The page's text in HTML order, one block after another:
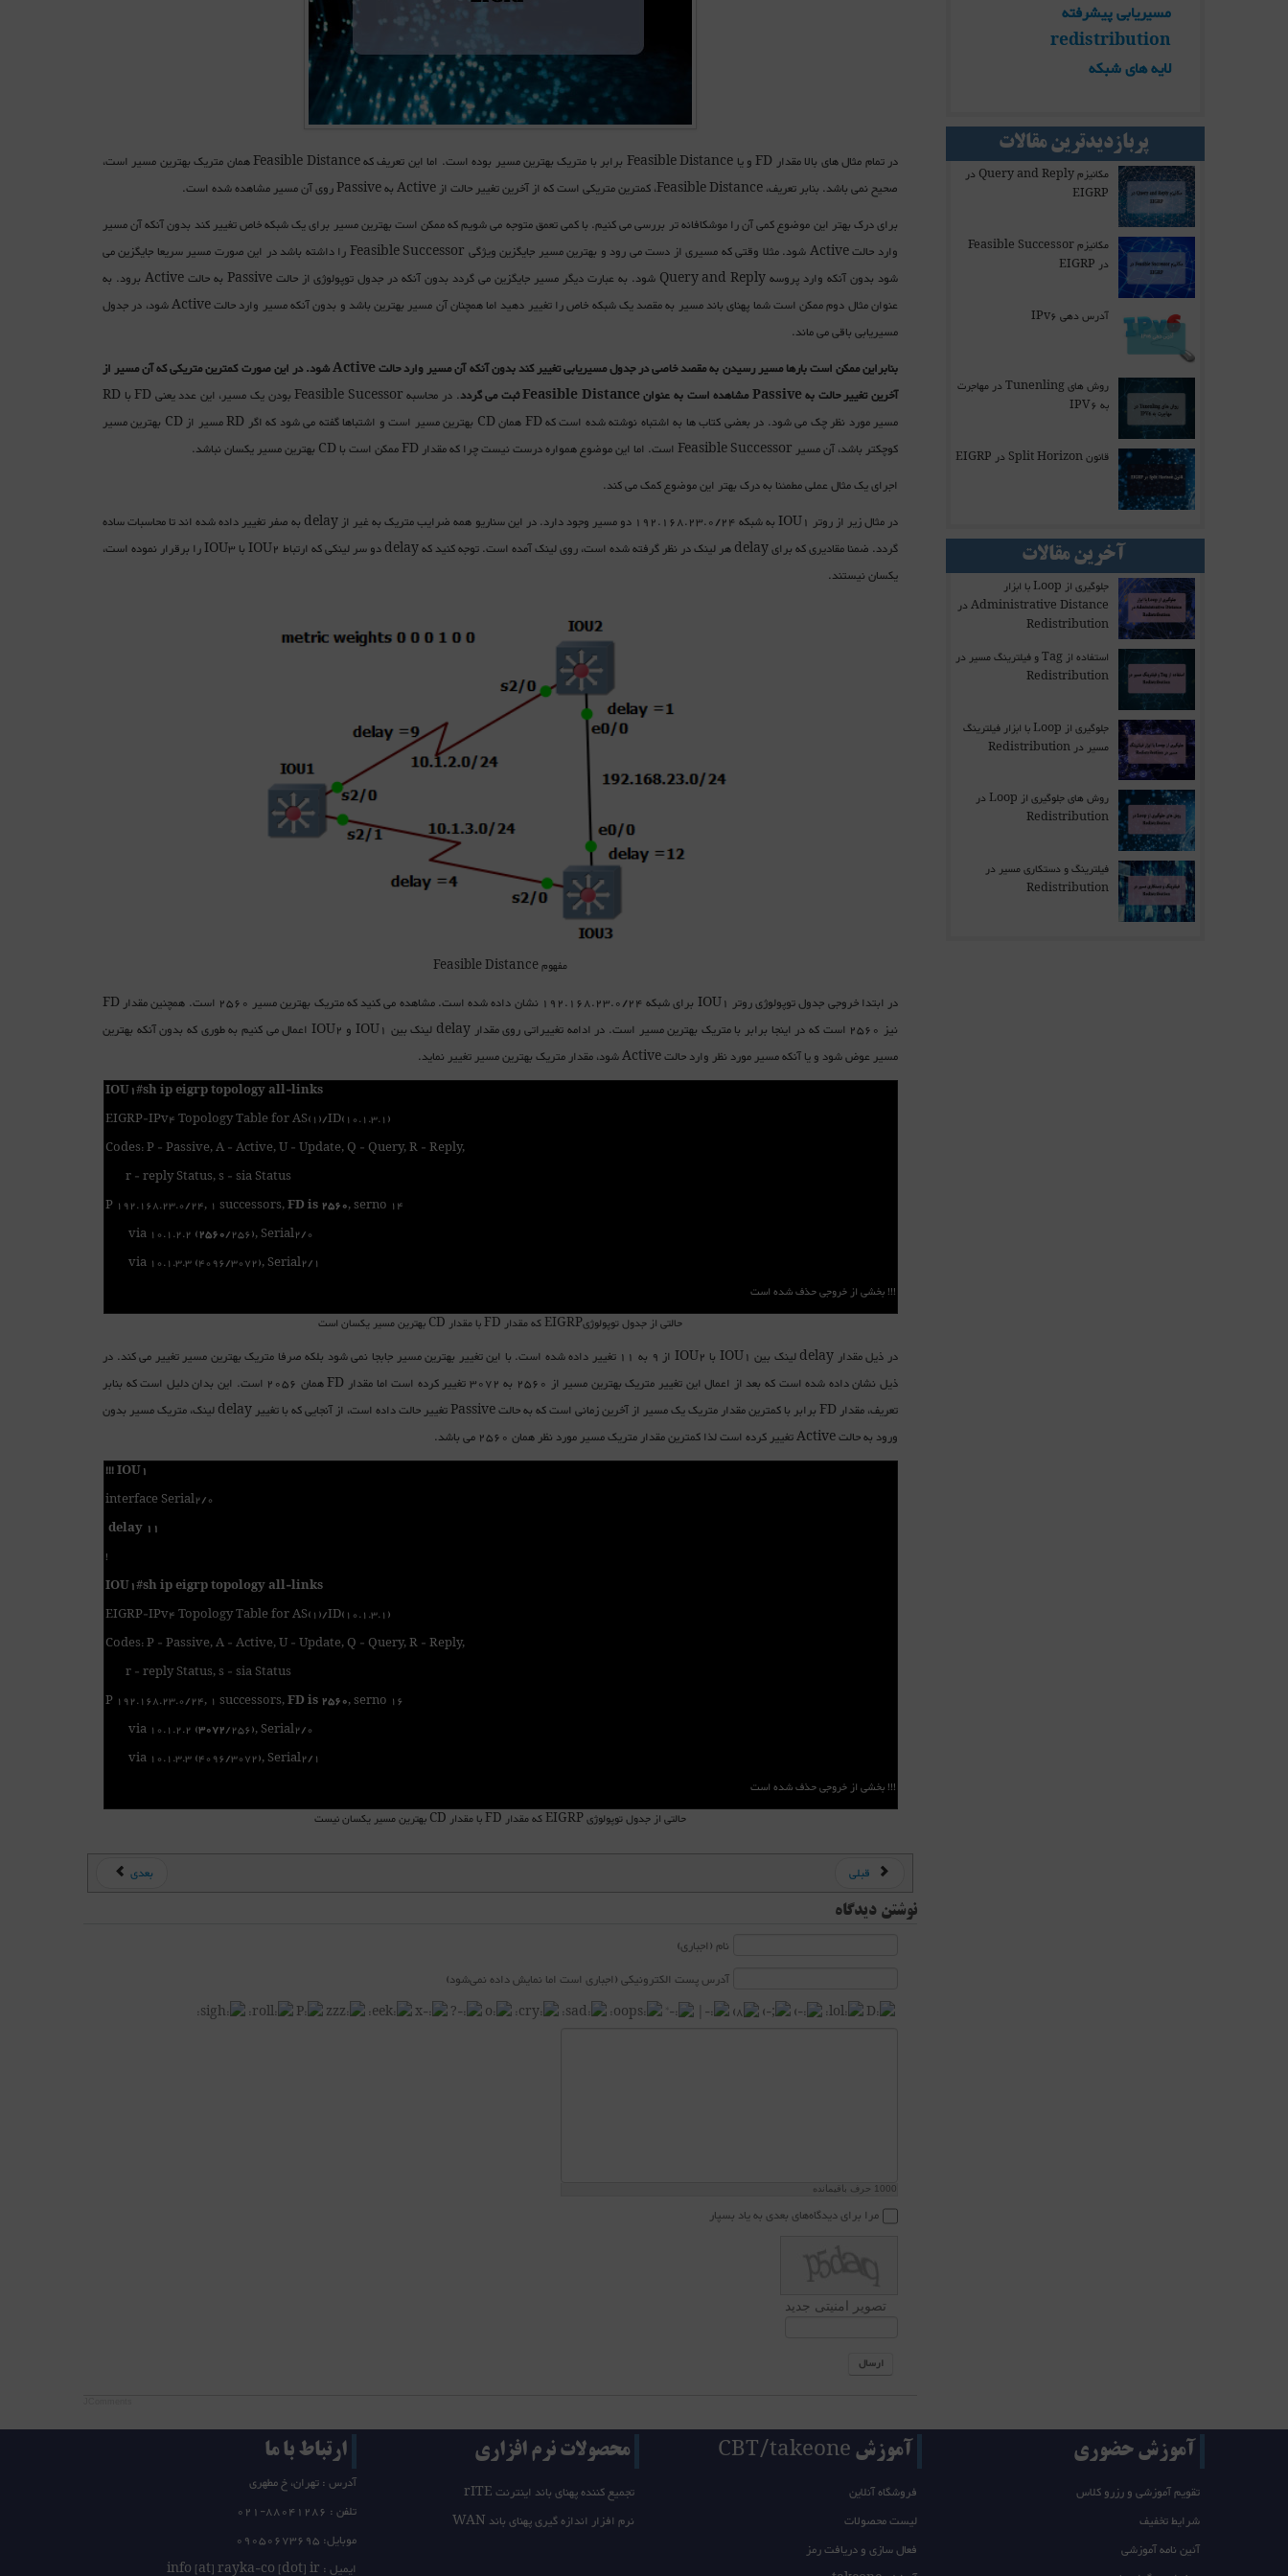
در تمام مثال های بالا مقدار FD و یا Feasible Distance برابر با متریک بهترین مسیر بوده است. اما این تعریف که Feasible Distance همان متریک بهترین مسیر است،
صحیح نمی باشد. بنابر تعریف، Feasible Distance، کمترین متریکی است که از آخرین تغییر حالت از Active به Passive روی آن مسیر مشاهده شده است.
برای درک بهتر این موضوع کمی آن را موشکافانه تر بررسی می کنیم. با کمی تعمق متوجه می شویم که ممکن است بهترین مسیر برای یک شبکه خاص تغییر کند بدون آنکه آن مسیر
وارد حالت Active شود. مثلا وقتی که مسیری از دست می رود و بهترین مسیر جایگزین ویژگی Feasible Successor را داشته باشد در این صورت مسیر سریعا جایگزین می
شود بدون آنکه وارد پروسه Query and Reply شود. به عبارت دیگر مسیر جایگزین می گردد بدون آنکه در جدول توپولوژی از حالت Passive به حالت Active برود. به
عنوان مثال دوم ممکن است شما پهنای باند مسیر به مقصد یک شبکه خاص را تغییر دهید اما همچنان آن مسیر بهترین باشد و بدون آنکه مسیر وارد حالت Active شود، در جدول
مسیریابی باقی می ماند.
بنابراین ممکن است بارها مسیر رسیدن به مقصد خاصی در جدول مسیریابی تغییر کند بدون آنکه آن مسیر وارد حالتActiveشود. در این صورتکمترین متریکی که آن مسیر از
آخرین تغییر حالت بهPassiveمشاهده است به عنوانFeasible Distanceثبت می گردد
. در محاسبه Feasible Sucessor بودن یک مسیر، این عدد یعنی FD با RD
مسیر مورد نظر چک می شود. در بعضی کتاب ها به اشتباه نوشته شده است که FD همان CD بهترین مسیر است و اشتباها گفته می شود که اگر RD مسیر از CD بهترین مسیر
کوچکتر باشد، آن مسیر Feasible Successor است. اما این موضوع همواره درست نیست چرا که مقدار FD ممکن است با CD بهترین مسیر یکسان نباشد.
اجرای یک مثال عملی مطمئنا به درک بهتر این موضوع کمک می کند.
در مثال زیر از روتر IOU1 به شبکه 192.168.23.0/24 دو مسیر وجود دارد. در این سناریو همه ضرایب متریک به غیر از delay به صفر تغییر داده شده اند تا محاسبات ساده
گردد. ضمنا مقادیری که برای delay هر لینک در نظر گرفته شده است، روی لینک آمده است. توجه کنید که delay دو سر لینکی که ارتباط IOU2 با IOU3 را برقرار نموده است،
یکسان نیستند.
مفهوم Feasible Distance
در ابتدا خروجی جدول توپولوژی روتر IOU1 برای شبکه 192.168.23.0/24 نشان داده شده است. مشاهده می کنید که متریک بهترین مسیر 2560 است. همچنین مقدار FD
نیز 2560 است که در اینجا برابر با متریک بهترین مسیر است. در ادامه تغییراتی روی مقدار delay لینک بین IOU1 و IOU2 اعمال می کنیم به طوری که بدون آنکه بهترین
مسیر عوض شود و یا آنکه مسیر مورد نظر وارد حالت Active شود، مقدار متریک بهترین مسیر تغییر نماید.
IOU1#sh ip eigrp topology all-links
EIGRP-IPv4 Topology Table for AS(1)/ID(10.1.3.1)
Codes: P - Passive, A - Active, U - Update, Q - Query, R - Reply,
r - reply Status, s - sia Status
P 192.168.23.0/24, 1 successors,FD is 2560, serno 14
via 10.1.2.2 (2560/256), Serial2/0
via 10.1.3.3 (4096/3072), Serial2/1
!!! بخشی از خروجی حذف شده است
حالتی از جدول توپولوژیEIGRP که مقدار FD با مقدار CD بهترین مسیر یکسان است
در ذیل مقدار delay لینک بین IOU1 با IOU2 از 9 به 11 تغییر داده شده است. با این تغییر بهترین مسیر جابجا نمی شود بلکه صرفا متریک بهترین مسیر تغییر می کند. در
ذیل نشان داده شده است که بعد از اعمال این تغییر متریک بهترین مسیر از 2560 به 3072 تغییر کرده است اما مقدار FD همان 2056 است. این بدان دلیل است که بنابر
تعریف، مقدار FD برابر با کمترین مقدار متریک یک مسیر از آخرین زمانی است که به حالت Passive تغییر حالت داده است، از آنجایی که با تغییر delay لینک، متریک مسیر بدون
ورود به حالت Active تغییر کرده است لذا کمترین مقدار متریک مسیر مورد نظر همان 2560 می باشد.
!!! IOU1
interface Serial2/0
delay 11
!
IOU1#sh ip eigrp topology all-links
EIGRP-IPv4 Topology Table for AS(1)/ID(10.1.3.1)
Codes: P - Passive, A - Active, U - Update, Q - Query, R - Reply,
r - reply Status, s - sia Status
P 192.168.23.0/24, 1 successors,FD is 2560, serno 16
via 10.1.2.2 (3072/256), Serial2/0
via 10.1.3.3 (4096/3072), Serial2/1
!!! بخشی از خروجی حذف شده است
حالتی از جدول توپولوژی EIGRP که مقدار FD با مقدار CD بهترین مسیر یکسان نیست
قبلی بعدی
نوشتن دیدگاه
نام (اجباری)
آدرس پست الکترونیکی (اجباری است اما نمایش داده نمی‌شود)
1000 حرف باقیمانده
مرا برای دیدگاه‌های بعدی به یاد بسپار
تصویر امنیتی جدید
ارسال
مسیریابی پیشرفته
redistribution
لایه های شبکه
پربازدیدترین مقالات
مکانیزم Query and Reply در
EIGRP
مکانیزم Feasible Successor
در EIGRP
آدرس دهی IPv6
روش های Tunenling در مهاجرت
به IPV6
قانون Split Horizon در EIGRP
آخرین مقالات
جلوگیری از Loop با ابزار
Administrative Distance در
Redistribution
استفاده از Tag و فیلترینگ مسیر در
Redistribution
جلوگیری از Loop با ابزار فیلترینگ
مسیر در Redistribution
روش های جلوگیری از Loop در
Redistribution
فیلترینگ و دستکاری مسیر در
Redistribution
آموزش حضوری
تقویم آموزشی و رزرو کلاس
شرایط تخفیف
آئین نامه آموزشی
آموزش CBT/takeone
فروشگاه آنلاین
لیست محصولات
فعال سازی و دریافت رمز
محصولات نرم افزاری
تجمیع کننده پهنای باند اینترنت rITE
نرم افزار اندازه گیری پهنای باند WAN
ارتباط با ما
آدرس : تهران، خ مطهری
تلفن : 21-88041286
0
موبایل: 09050673695
ایمیل : info [at] rayka-co [dot] ir